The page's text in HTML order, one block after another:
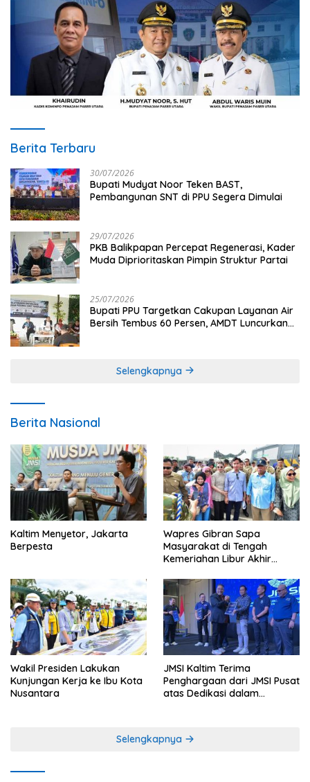
Berita Terbaru
30/07/2026
Bupati Mudyat Noor Teken BAST,
Pembangunan SNT di PPU Segera Dimulai
29/07/2026
PKB Balikpapan Percepat Regenerasi, Kader
Muda Diprioritaskan Pimpin Struktur Partai
25/07/2026
Bupati PPU Targetkan Cakupan Layanan Air
Bersih Tembus 60 Persen, AMDT Luncurkan
Selengkapnya
Berita Nasional
Kaltim Menyetor, Jakarta
Berpesta
Wapres Gibran Sapa
Masyarakat di Tengah
Kemeriahan Libur Akhir
Wakil Presiden Lakukan
Kunjungan Kerja ke Ibu Kota
Nusantara
JMSI Kaltim Terima
Penghargaan dari JMSI Pusat
atas Dedikasi dalam
Selengkapnya